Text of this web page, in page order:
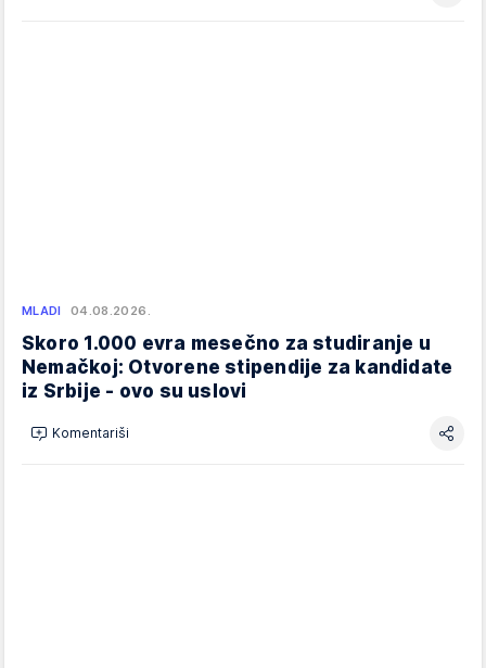
MLADI 04.08.2026.
Skoro 1.000 evra mesečno za studiranje u
Nemačkoj: Otvorene stipendije za kandidate
iz Srbije - ovo su uslovi
Komentariši